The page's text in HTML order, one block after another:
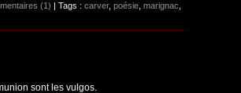
(1) | Tags : carver, poésie marignac
sont les vulgos.